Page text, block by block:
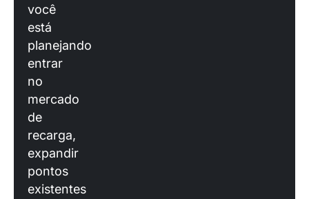
você
está
planejando
entrar
no
mercado
de
recarga,
expandir
pontos
existentes